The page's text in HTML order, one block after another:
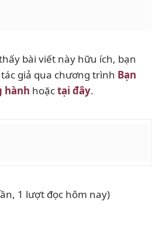
bài viết này hữu ích, bạn
giả qua chương trình Bạn
hành hoặctại đây.
1 lượt đọc hôm nay)